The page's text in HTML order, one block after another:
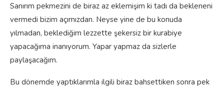
Sanırım pekmezini de biraz az eklemişim ki tadı da bekleneni
vermedi bizim açımızdan. Neyse yine de bu konuda
yılmadan, beklediğim lezzette şekersiz bir kurabiye
yapacağıma inanıyorum. Yapar yapmaz da sizlerle
paylaşacağım.
Bu dönemde yaptıklarımla ilgili biraz bahsettiken sonra pek